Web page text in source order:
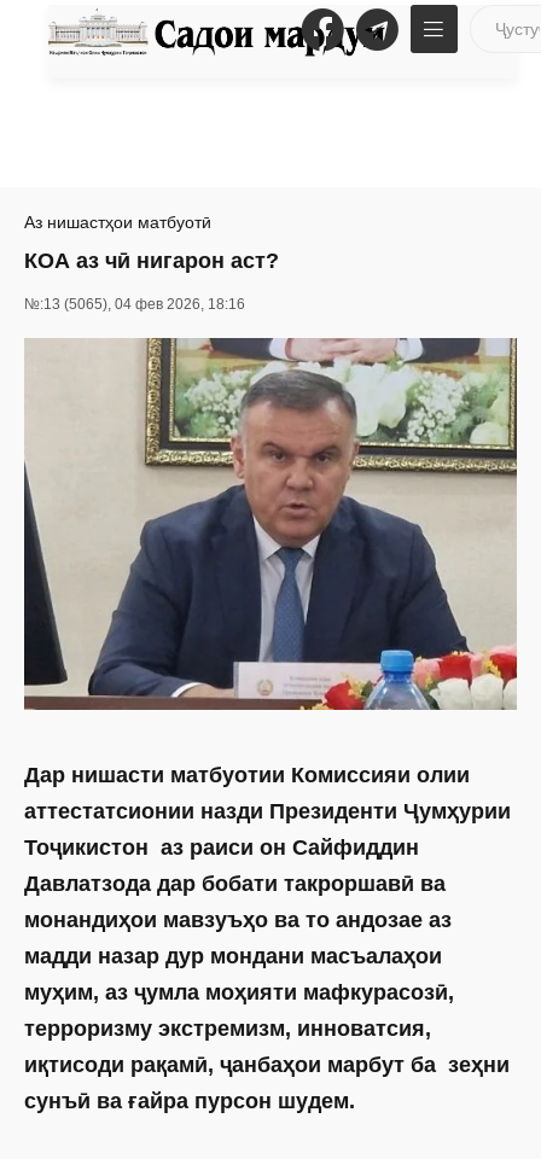
Аз нишастҳои матбуотӣ
КОА аз чӣ нигарон аст?
№:13 (5065), 04 фев 2026, 18:16
Дар нишасти матбуотии Комиссияи олии
аттестатсионии назди Президенти Ҷумҳурии
Тоҷикистон аз раиси он Сайфиддин
Давлатзода дар бобати такроршавӣ ва
монандиҳои мавзуъҳо ва то андозае аз
мадди назар дур мондани масъалаҳои
муҳим, аз ҷумла моҳияти мафкурасозӣ,
терроризму экстремизм, инноватсия,
иқтисоди рақамӣ, ҷанбаҳои марбут ба зеҳни
сунъӣ ва ғайра пурсон шудем.